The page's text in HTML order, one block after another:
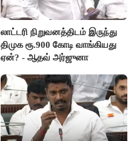
லாட்டரி நிறுவனத்திடம் இருந்து
திமுக ரூ.900 கோடி வாங்கியது
ஏன்? - ஆதவ் அர்ஜுனா